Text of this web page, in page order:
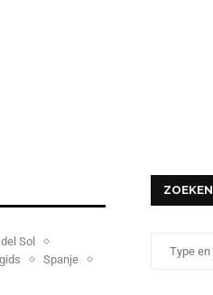
Sol
Spanje
ZOEKEN